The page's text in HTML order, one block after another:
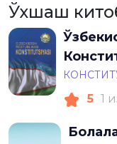
Ўхшаш
5 1